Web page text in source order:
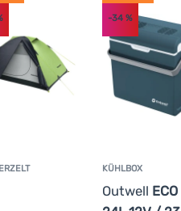
KundenbewertungKÜHLBOX
Outwell
-34 %